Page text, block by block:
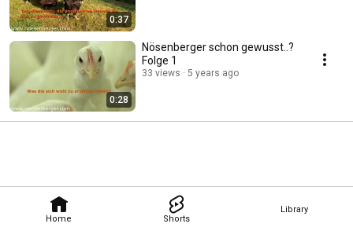
Home Shorts
Library
0:37
0:28
Nösenberger schon gewusst..?
Folge 1
33 views 5 years ago